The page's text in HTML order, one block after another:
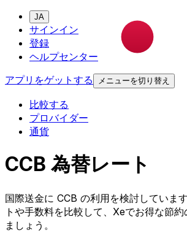
JA
サインイン
登録
ヘルプセンター
アプリをゲットする
メニューを切り替え
比較する
プロバイダー
通貨
CCB 為替レート
国際送金に CCB の利用を検討していま
トや手数料を比較して、Xeでお得な節
ましょう。